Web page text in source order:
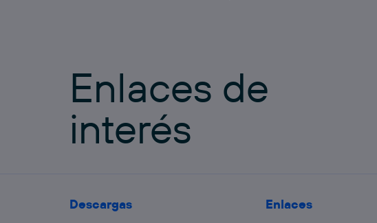
Enlaces de
interés
Descargas Enlaces